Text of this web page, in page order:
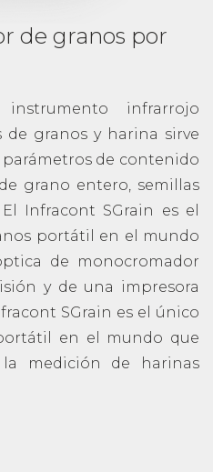
de granos por
infrarrojo
granos y harina sirve
de contenido
grano entero, semillas
Infracont SGrain es el
portátil en el mundo
de monocromador
y de una impresora
SGrain es el único
en el mundo que
medición de harinas